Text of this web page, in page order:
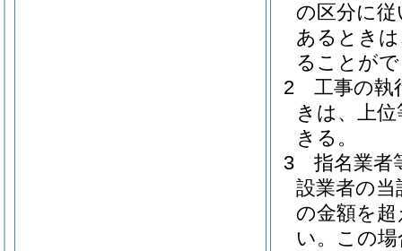
の区分に
あるとき
ることが
2
工事の執
きは、上
きる。
3
指名業者
設業者の当
の金額を
い。 この